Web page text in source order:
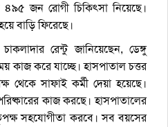
৪৯৫ জন রোগী চিকিৎসা নিয়েছে।
বাড়ি ফিরেছে।
রেন্টু জানিয়েছেন, ডেঙ্গু
করে যাচ্ছে। হাসপাতাল চত্তর
থেকে সাফাই কর্মী দেয়া হয়েছে।
কাজ করছে। হাসপাতালের
সহযোগীতা করবে। সব বয়সের